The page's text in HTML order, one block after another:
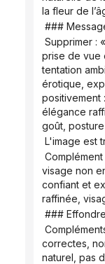
la fleur de
###
prise de vue
tentation
érotique,
positivement
élégance
goût,
L'image est
visage non
confiant et
raffinée,
###
correctes,
naturel, pas